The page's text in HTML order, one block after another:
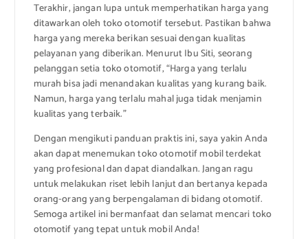
Terakhir, jangan lupa untuk memperhatikan harga yang
ditawarkan oleh toko otomotif tersebut. Pastikan bahwa
harga yang mereka berikan sesuai dengan kualitas
pelayanan yang diberikan. Menurut Ibu Siti, seorang
pelanggan setia toko otomotif, “Harga yang terlalu
murah bisa jadi menandakan kualitas yang kurang baik.
Namun, harga yang terlalu mahal juga tidak menjamin
kualitas yang terbaik.”
Dengan mengikuti panduan praktis ini, saya yakin Anda
akan dapat menemukan toko otomotif mobil terdekat
yang profesional dan dapat diandalkan. Jangan ragu
untuk melakukan riset lebih lanjut dan bertanya kepada
orang-orang yang berpengalaman di bidang otomotif.
Semoga artikel ini bermanfaat dan selamat mencari toko
otomotif yang tepat untuk mobil Anda!